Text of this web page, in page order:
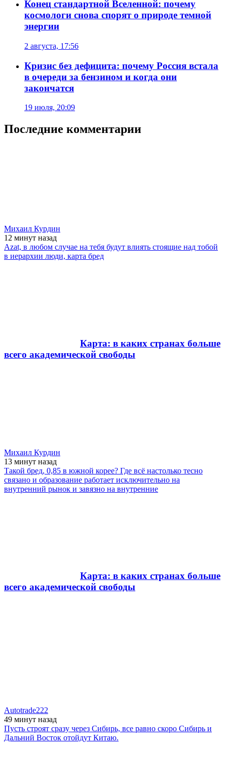
Конец стандартной Вселенной: почему
космологи снова спорят о природе темной
энергии
2 августа, 17:56
Кризис без дефицита: почему Россия встала
в очереди за бензином и когда они
закончатся
19 июля, 20:09
Последние комментарии
Михаил Курдин
12 минут назад
Azat, в любом случае на тебя будут влиять стоящие над тобой
в иерархии люди, карта бред
Карта: в каких странах больше
всего академической свободы
Михаил Курдин
13 минут назад
Такой бред, 0,85 в южной корее? Где всё настолько тесно
связано и образование работает исключительно на
внутренний рынок и завязно на внутренние
Карта: в каких странах больше
всего академической свободы
Autotrade222
49 минут назад
Пусть строят сразу через Сибирь, все равно скоро Сибирь и
Дальний Восток отойдут Китаю.